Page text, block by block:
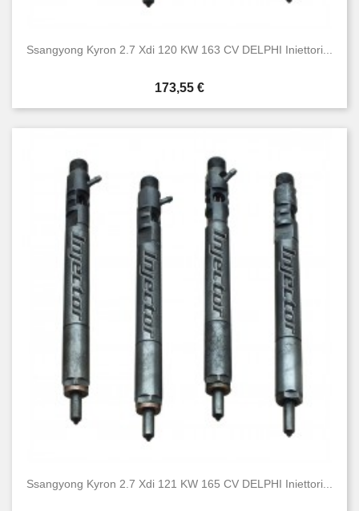
Ssangyong Kyron 2.7 Xdi 120 KW 163 CV DELPHI Iniettori...
Prezzo
173,55 €
Ssangyong Kyron 2.7 Xdi 121 KW 165 CV DELPHI Iniettori...